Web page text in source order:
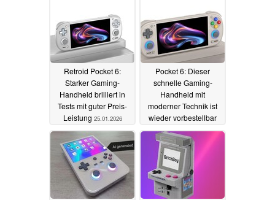
Retroid Pocket 6:
Starker Gaming-
Handheld brilliert in
Tests mit guter Preis-
Leistung 25.01.2026
Pocket 6: Dieser
schnelle Gaming-
Handheld mit
moderner Technik ist
wieder vorbestellbar
19.12.2025